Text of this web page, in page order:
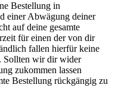
Bestellung in
einer Abwägung deiner
auf deine gesamte
für einen der von dir
fallen hierfür keine
Sollten wir dir wider
zukommen lassen
Bestellung rückgängig zu